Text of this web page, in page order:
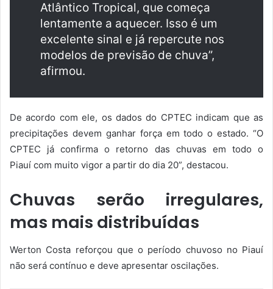
Atlântico Tropical, que começa
lentamente a aquecer. Isso é um
excelente sinal e já repercute nos
modelos de previsão de chuva”,
afirmou.
De acordo com ele, os dados do CPTEC indicam que as
precipitações devem ganhar força em todo o estado. “O
CPTEC já confirma o retorno das chuvas em todo o
Piauí com muito vigor a partir do dia 20”, destacou.
Chuvas serão irregulares,
mas mais distribuídas
Werton Costa reforçou que o período chuvoso no Piauí
não será contínuo e deve apresentar oscilações.